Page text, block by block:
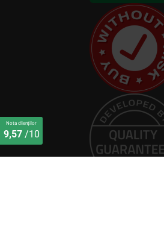
Nota clienților
9,57/10